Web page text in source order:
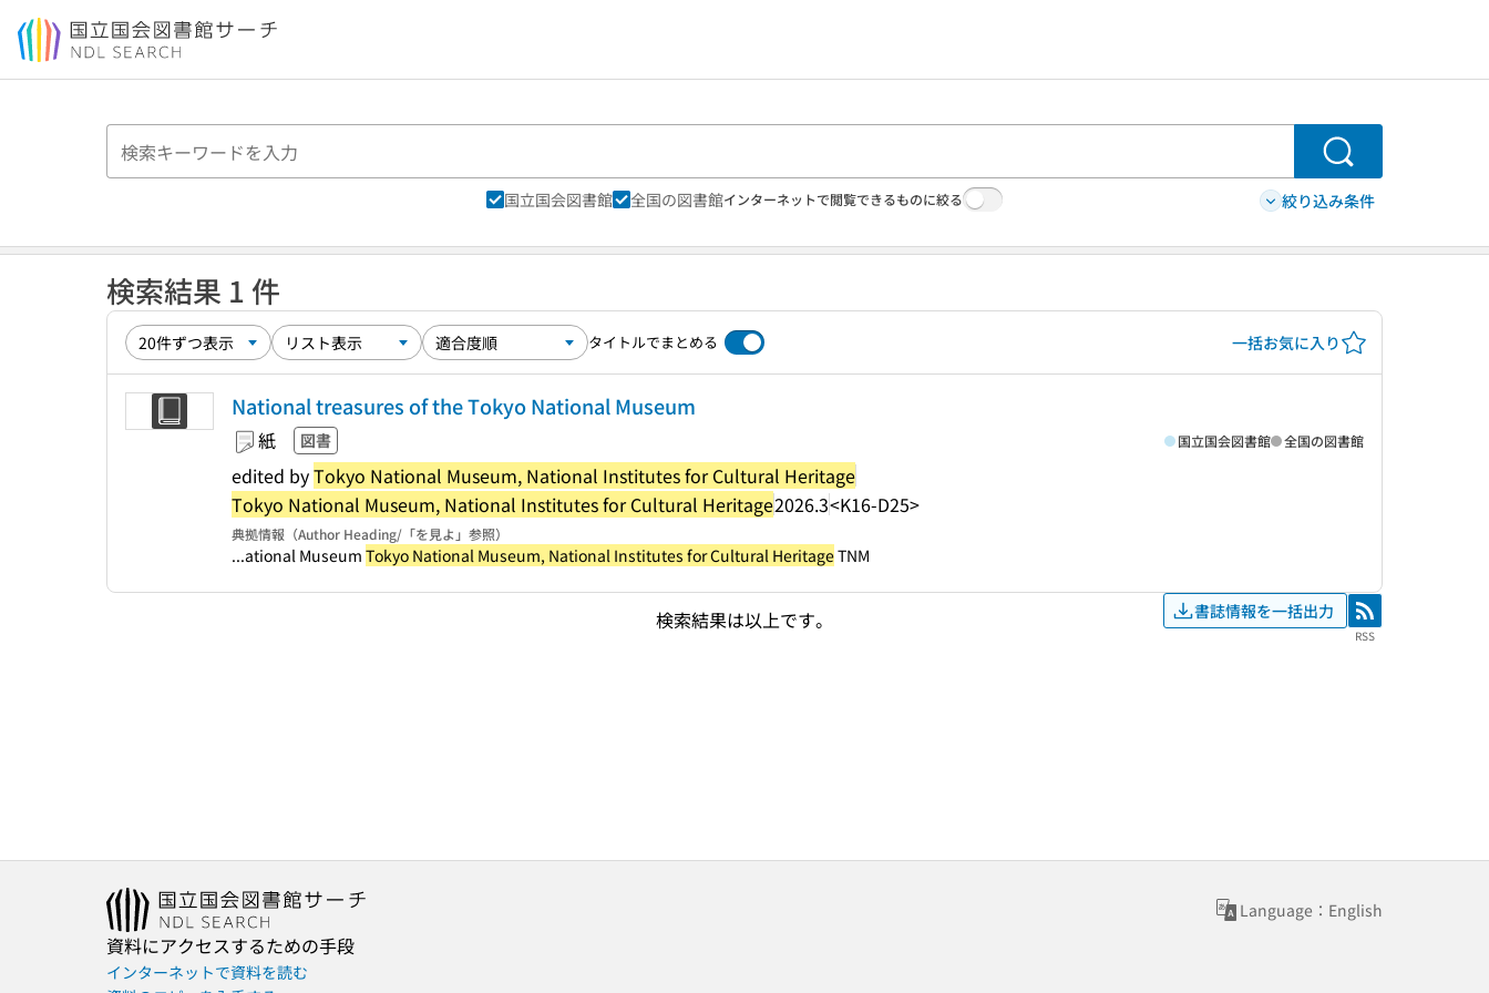
本文へ移動
検索
国立国会図書館 全国の図書館インターネットで閲覧できるものに絞る 絞り込み条件
検索結果 1 件
タイトルでまとめる 一括お気に入り
National treasures of the Tokyo National Museum
紙 図書
edited byTokyo National Museum, National Institutes for Cultural Heritage
Tokyo National Museum, National Institutes for Cultural Heritage2026.3<K16-D25>
国立国会図書館 全国の図書館
典拠情報（Author Heading/「を見よ」参照）
...ational Museum Tokyo National Museum, National Institutes for Cultural HeritageTNM
検索結果は以上です。 書誌情報を一括出力 RSS
RSS
Language：English
資料にアクセスするための手段
インターネットで資料を読む